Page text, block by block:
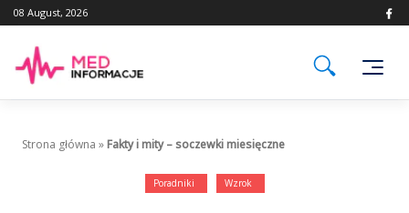
Skip
to
08 August, 2026
Strona główna »Fakty i mity – soczewki miesięczne
Poradniki Wzrok